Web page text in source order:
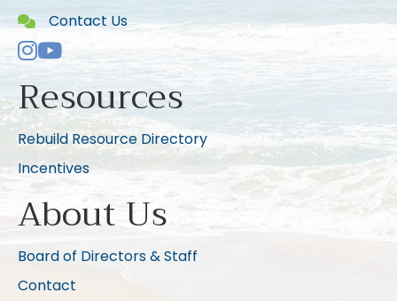
Contact Us
Instagram
Youtube icon
Resources
Rebuild Resource Directory
Incentives
About Us
Board of Directors & Staff
Contact